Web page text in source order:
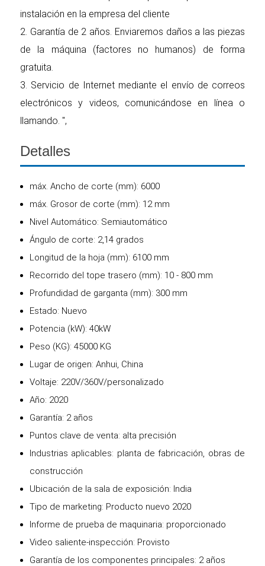
instalación en la empresa del cliente
2. Garantía de 2 años. Enviaremos daños a las piezas
de la máquina (factores no humanos) de forma
gratuita.
3. Servicio de Internet mediante el envío de correos
electrónicos y videos, comunicándose en línea o
llamando. ",
Detalles
máx. Ancho de corte (mm): 6000
máx. Grosor de corte (mm): 12 mm
Nivel Automático: Semiautomático
Ángulo de corte: 2,14 grados
Longitud de la hoja (mm): 6100 mm
Recorrido del tope trasero (mm): 10 - 800 mm
Profundidad de garganta (mm): 300 mm
Estado: Nuevo
Potencia (kW): 40kW
Peso (KG): 45000 KG
Lugar de origen: Anhui, China
Voltaje: 220V/360V/personalizado
Año: 2020
Garantía: 2 años
Puntos clave de venta: alta precisión
Industrias aplicables: planta de fabricación, obras de
construcción
Ubicación de la sala de exposición: India
Tipo de marketing: Producto nuevo 2020
Informe de prueba de maquinaria: proporcionado
Video saliente-inspección: Provisto
Garantía de los componentes principales: 2 años